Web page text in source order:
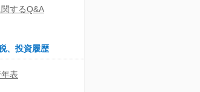
するQ&A
、投資履歴
表